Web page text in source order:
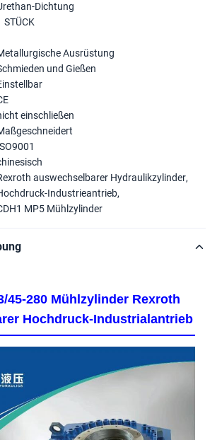
Dichtung
STÜCK
Ausrüstung
und Gießen
einschließen
auswechselbarer Hydraulikzylinder,
Industrieantrieb,
MP5 Mühlzylinder
45-280 Mühlzylinder Rexroth
Hochdruck-Industrialantrieb